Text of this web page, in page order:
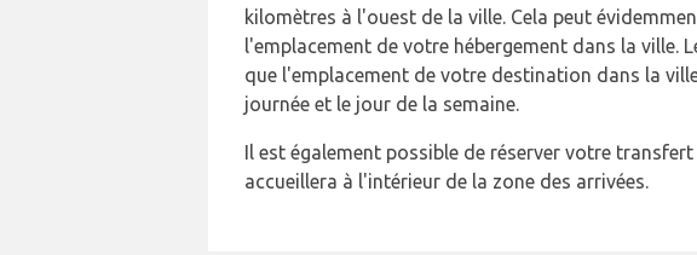
kilomètres à l'ouest de la ville. Cela peut
l'emplacement de votre hébergement dans la ville.
que l'emplacement de votre destination dans la
journée et le jour de la semaine.
Il est également possible de réserver votre
accueillera à l'intérieur de la zone des arrivées.